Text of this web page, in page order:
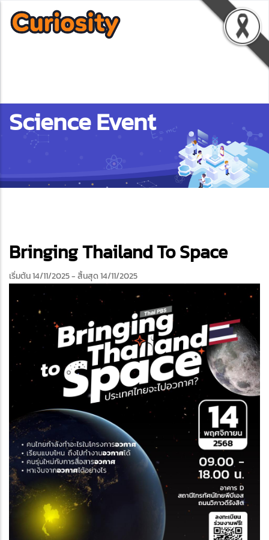
Science Event
Bringing Thailand To Space
เริ่มต้น 14/11/2025- สิ้นสุด 14/11/2025